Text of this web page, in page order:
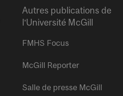
Autres publications de
l’Université McGill
FMHS Focus
McGill Reporter
Salle de presse McGill